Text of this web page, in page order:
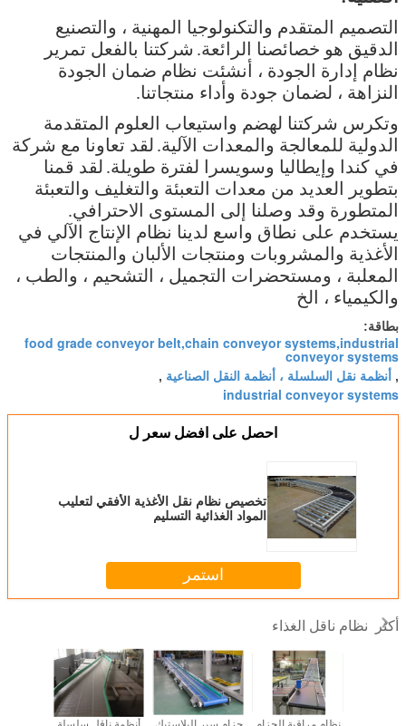
التصميم المتقدم والتكنولوجيا المهنية ، والتصنيع
الدقيق هو خصائصنا الرائعة. شركتنا بالفعل تمرير
نظام إدارة الجودة ، أنشئت نظام ضمان الجودة
النزاهة ، لضمان جودة وأداء منتجاتنا.
وتكرس شركتنا لهضم واستيعاب العلوم المتقدمة
الدولية للمعالجة والمعدات الآلية. لقد تعاونا مع شركة
في كندا وإيطاليا وسويسرا لفترة طويلة. لقد قمنا
بتطوير العديد من معدات التعبئة والتغليف والتعبئة
المتطورة وقد وصلنا إلى المستوى الاحترافي.
يستخدم على نطاق واسع لدينا نظام الإنتاج الآلي في
الأغذية والمشروبات ومنتجات الألبان والمنتجات
المعلبة ، ومستحضرات التجميل ، التشحيم ، والطب ،
والكيمياء ، الخ
بطاقة:
food grade conveyor belt,chain conveyor systems,industrial
conveyor systems
, أنظمة نقل السلسلة ، أنظمة النقل الصناعية ,
industrial conveyor systems
احصل على افضل سعر ل
تخصيص نظام نقل الأغذية الأفقي لتعليب
المواد الغذائية التسليم
استمر
أكثر نظام ناقل الغذاء